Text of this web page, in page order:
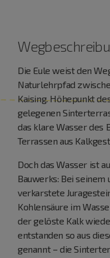
Die Eule weist den
Naturlehrpfad
Kaising. Höhepunkt
gelegenen
das klare Wasser des
Terrassen aus
Doch das Wasser ist
Bauwerks: Bei
verkarstete
Kohlensäure im
der gelöste Kalk
entstanden so aus
genannt – die